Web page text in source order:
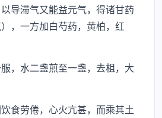
导滞气又能益元气，得诸甘药
，一方加白芍药，黄柏，红
水二盏煎至一盏，去柤，大
劳倦，心火亢甚，而乘其土